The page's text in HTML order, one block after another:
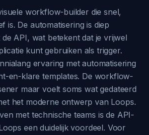
workflow-builder die snel,
is. De automatisering is diep
API, wat betekent dat je vrijwel
kunt gebruiken als trigger.
ervaring met automatisering
en-klare templates. De workflow-
maar voelt soms wat gedateerd
het moderne ontwerp van Loops.
met technische teams is de API-
een duidelijk voordeel. Voor